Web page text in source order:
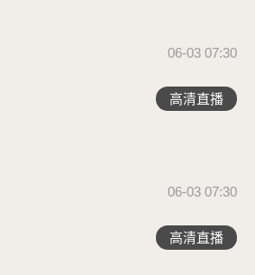
06-03 07:30
高清直播
06-03 07:30
高清直播